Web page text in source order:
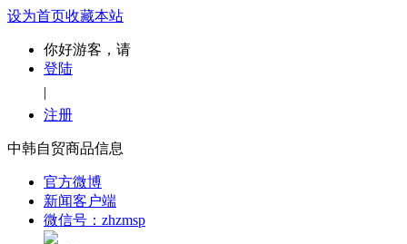
设为首页收藏本站
你好游客，请
登陆
|
注册
中韩自贸商品信息
官方微博
新闻客户端
微信号：zhzmsp